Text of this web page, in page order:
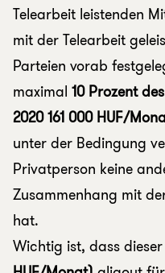
Telearbeit leistenden
mit der Telearbeit
Parteien vorab
maximal 10 Prozent
2020 161 000 HUF/
unter der Bedingung
Privatperson keine
Zusammenhang mit
hat.
Wichtig ist, dass